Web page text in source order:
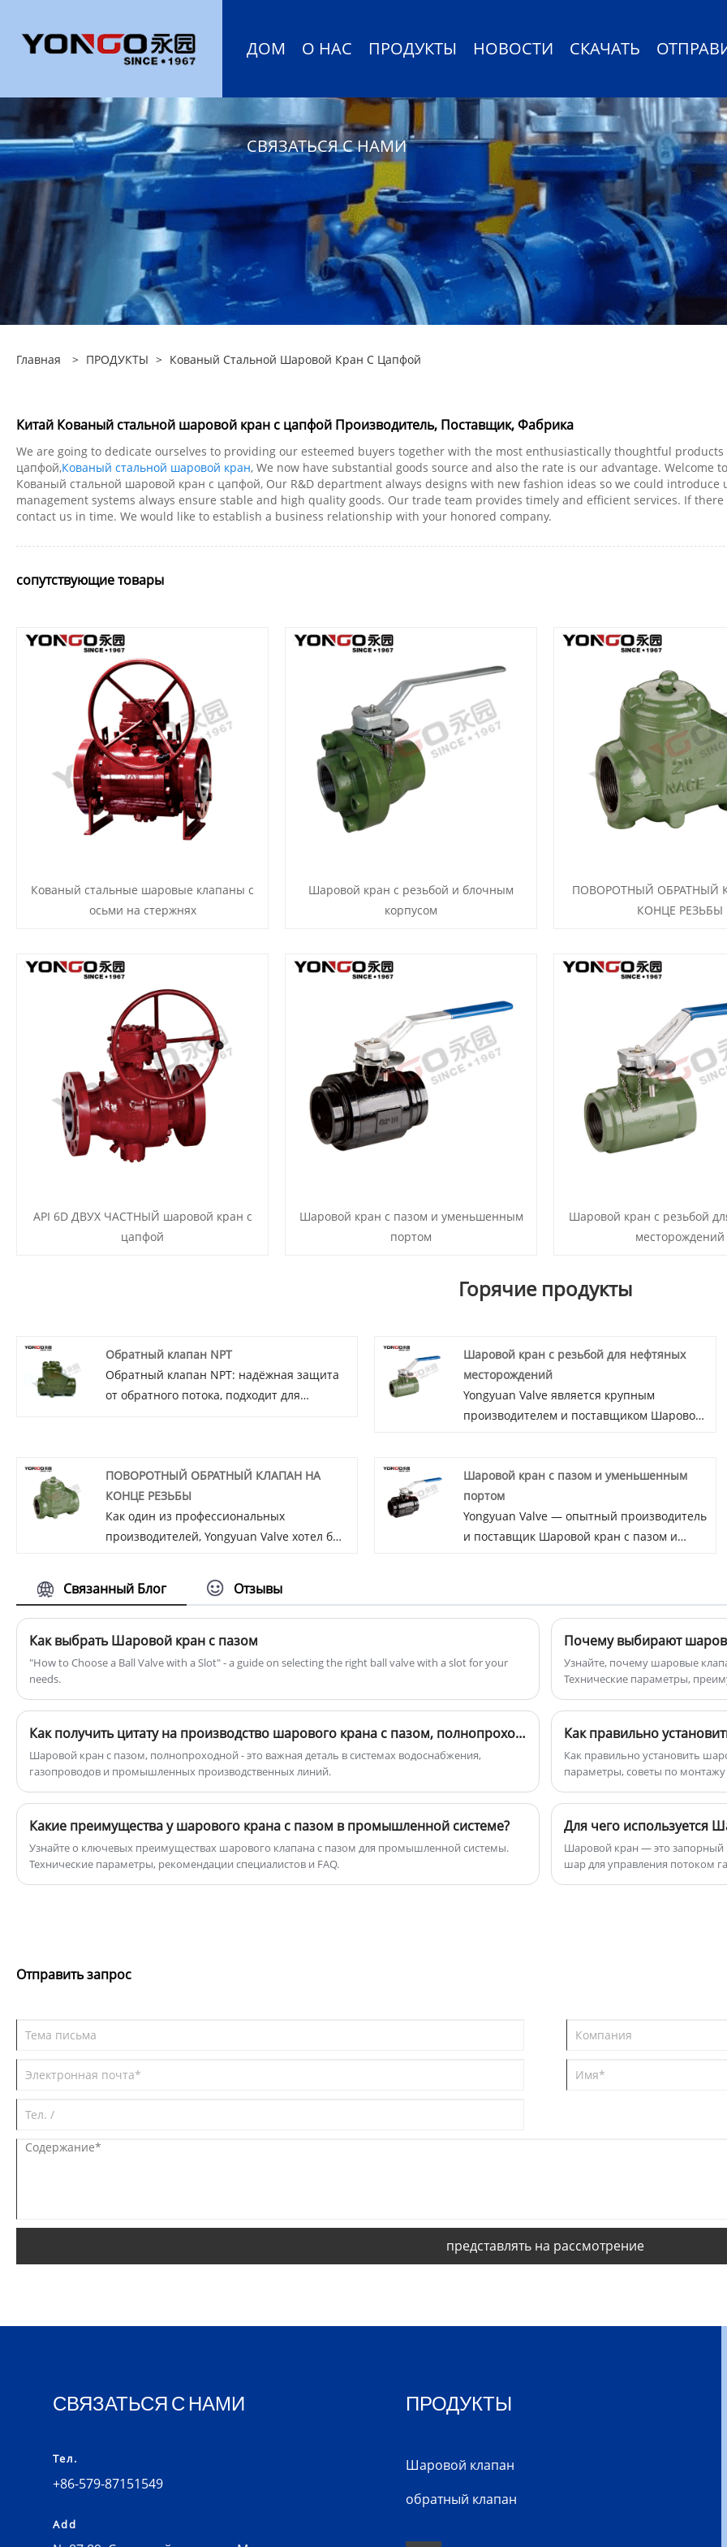
ДОМ О НАС ПРОДУКТЫ НОВОСТИ СКАЧАТЬ
СВЯЗАТЬСЯ С НАМИ
Главная > ПРОДУКТЫ > Кованый Стальной Шаровой Кран С Цапфой
Китай Кованый стальной шаровой кран с цапфой Производитель, Поставщик, Фабрика
We are going to dedicate ourselves to providing our esteemed buyers together with the most enthusiastically thoughtful
цапфой,Кованый стальной шаровой кран, We now have substantial goods source and also the rate is our advantage. Welcome
Кованый стальной шаровой кран с цапфой, Our R&D department always designs with new fashion ideas so we could
management systems always ensure stable and high quality goods. Our trade team provides timely and efficient services. If
contact us in time. We would like to establish a business relationship with your honored company.
сопутствующие товары
Кованый стальные шаровые клапаны с
осьми на стержнях
Шаровой кран с резьбой и блочным
корпусом
ПОВОРОТНЫЙ ОБРАТНЫЙ
КОНЦЕ РЕЗЬБЫ
API 6D ДВУХ ЧАСТНЫЙ шаровой кран с
цапфой
Шаровой кран с пазом и уменьшенным
портом
Шаровой кран с резьбой
месторождений
Горячие продукты
Обратный клапан NPT
Обратный клапан NPT: надёжная защита
от обратного потока, подходит для
Шаровой кран с резьбой для нефтяных
месторождений
Yongyuan Valve является крупным
производителем и поставщиком Шаровой
обеспечивает резьбовые шаровые
клапаны NPT, подходящие для
нефтегазовой промышленности из китая.
Как производитель OEM, Yongyuan
Резьбовые концы дняо находятся с обеих
сторон. Материалы кузова доступны в
чугуне и чугунной стали.
ПОВОРОТНЫЙ ОБРАТНЫЙ КЛАПАН НА
КОНЦЕ РЕЗЬБЫ
Как один из профессиональных
производителей, Yongyuan Valve хотел бы
ПОВОРОТНЫЙ ОБРАТНЫЙ КЛАПАН НА
КОНЦЕ РЕЗЬБЫ. И мы предложим вам
лучшее послепродажное обслуживание и
своевременную доставку.Yongyuan Female
NPT swing check вентили предназначены
жидкости или газа в трубопроводе.
MR0175. Использование крепких
нержавеющих стальных хлопок и вешалок
снижает потребность в отдельных
булавках и роликах. Они выпускаются в
размерах от 1 до 4 дюймов, давление от
Шаровой кран с пазом и уменьшенным
портом
Yongyuan Valve — опытный производитель
и поставщик Шаровой кран с пазом и
WOG, обычно используется на нефтяных и
газовых месторождениях. Преимущество
состоит в низком рабочем моменте и
высоком CV. Размеры резьбового края
соответствуют AWWA C606. Рабочее
давление составляет 1000psi для 2 "-4" и
1500psi для 6 ".
Связанный Блог Отзывы
Как выбрать Шаровой кран с пазом
"How to Choose a Ball Valve with a Slot" - a guide on selecting the right ball valve with a slot for your
needs.
Узнайте, почему шаровые
Технические параметры,
Как получить цитату на производство шарового крана с пазом, полнопроходного?
Шаровой кран с пазом, полнопроходной - это важная деталь в системах водоснабжения,
газопроводов и промышленных производственных линий.
Как правильно
Как правильно установить
параметры, советы по
Какие преимущества у шарового крана с пазом в промышленной системе?
Узнайте о ключевых преимуществах шарового клапана с пазом для промышленной системы.
Технические параметры, рекомендации специалистов и FAQ.
Для чего используется
Шаровой кран — это запорный
шар для управления потоком
Отправить запрос
представлять на рассмотрение
СВЯЗАТЬСЯ С НАМИ
Тел.
+86-579-87151549
Add
ПРОДУКТЫ
Шаровой клапан
обратный клапан